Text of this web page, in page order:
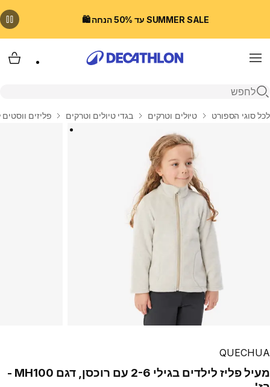
SUMMER SALE עד 50% הנחה 🛍️
Menu
פתיחת חיפוש
בית
לכל סוגי הספורט טיולים וטרקים בגדי טיולים וטרקים פליזים ווסטים
QUECHUA
מעיל פליז לילדים בגילי 2-6 עם רוכסן, דגם MH100 -